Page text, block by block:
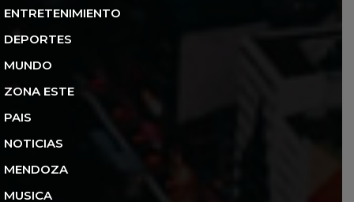
ENTRETENIMIENTO
DEPORTES
MUNDO
ZONA ESTE
PAIS
NOTICIAS
MENDOZA
MUSICA